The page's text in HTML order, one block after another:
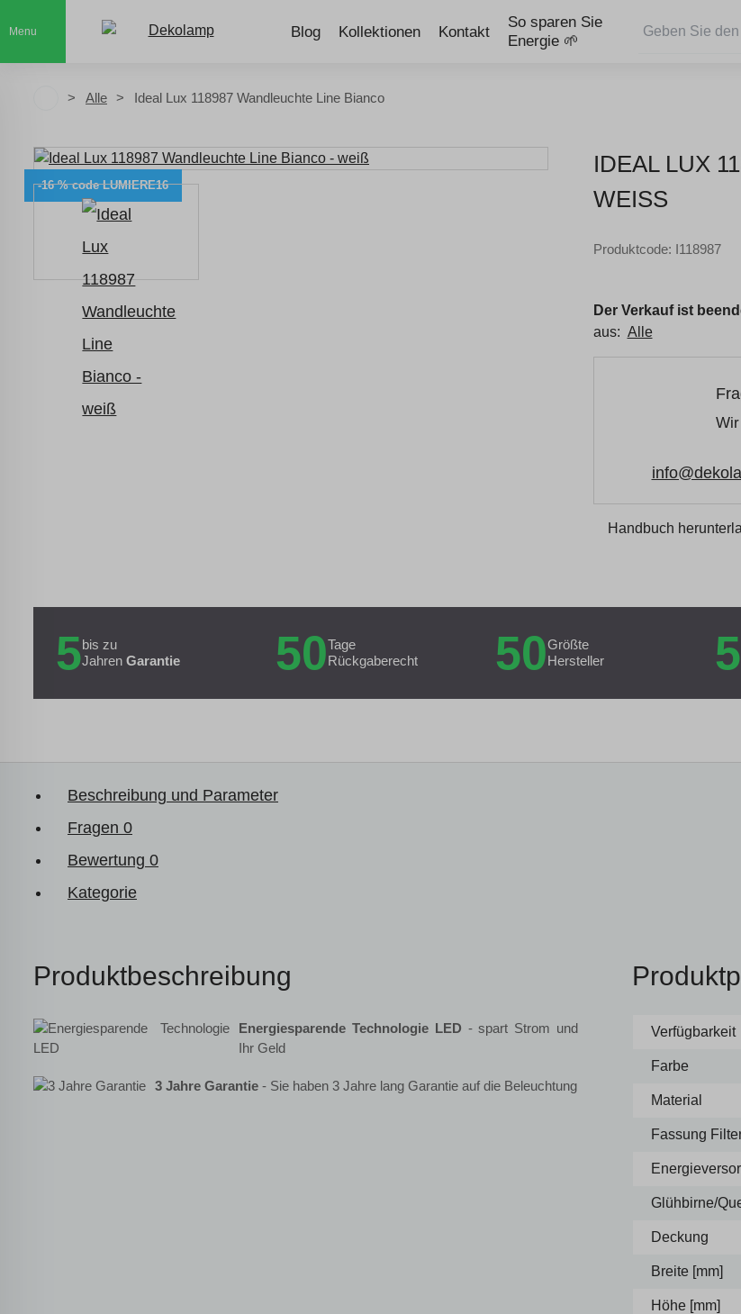
Menu Blog Kollektionen Kontakt
So sparen Sie
Energie 🌱
Alle Ideal Lux 118987 Wandleuchte Line Bianco
IDEAL LUX
WEISS
-16 % code LUMIERE16
Produktcode: I118987
Der Verkauf ist
aus: Alle
Handbuch
5bis zu
Jahren Garantie 50Tage
Rückgaberecht
50Größte
Hersteller
Beschreibung und Parameter
Fragen 0
Bewertung 0
Kategorie
Produktbeschreibung
Energiesparende Technologie LED - spart Strom und
Ihr Geld
3 Jahre Garantie - Sie haben 3 Jahre lang Garantie auf die Beleuchtung
Verfügbarkeit
Farbe
Material
Fassung
Glühbirne/
Deckung
Breite [mm]
Höhe [mm]